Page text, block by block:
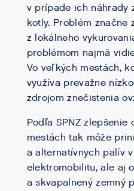
v prípade ich náhrady
kotly. Problém značne
z lokálneho
problémom najmä
Vo veľkých mestách,
využíva prevažne
zdrojom znečistenia
Podľa SPNZ zlepšenie
mestách tak môže
a alternatívnych palív
elektromobilitu, ale aj
a skvapalnený zemný